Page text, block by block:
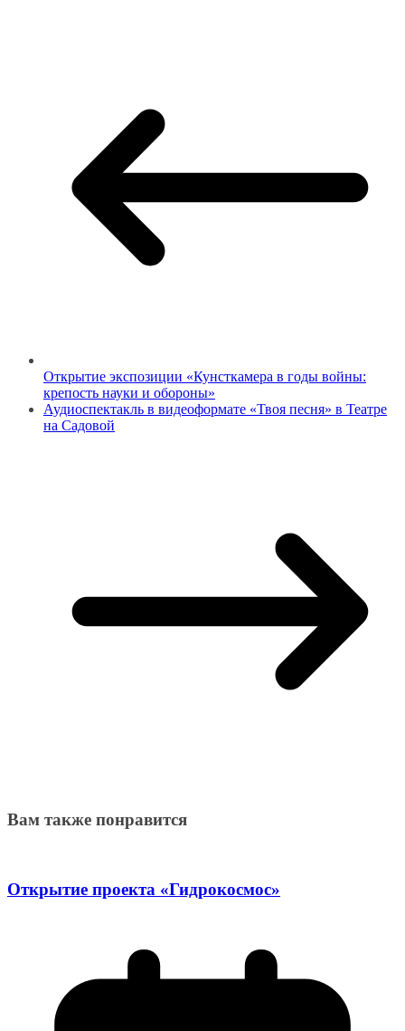
Открытие экспозиции «Кунсткамера в годы войны:
крепость науки и обороны»
Аудиоспектакль в видеоформате «Твоя песня» в Театре
на Садовой
Вам также понравится
Открытие проекта «Гидрокосмос»